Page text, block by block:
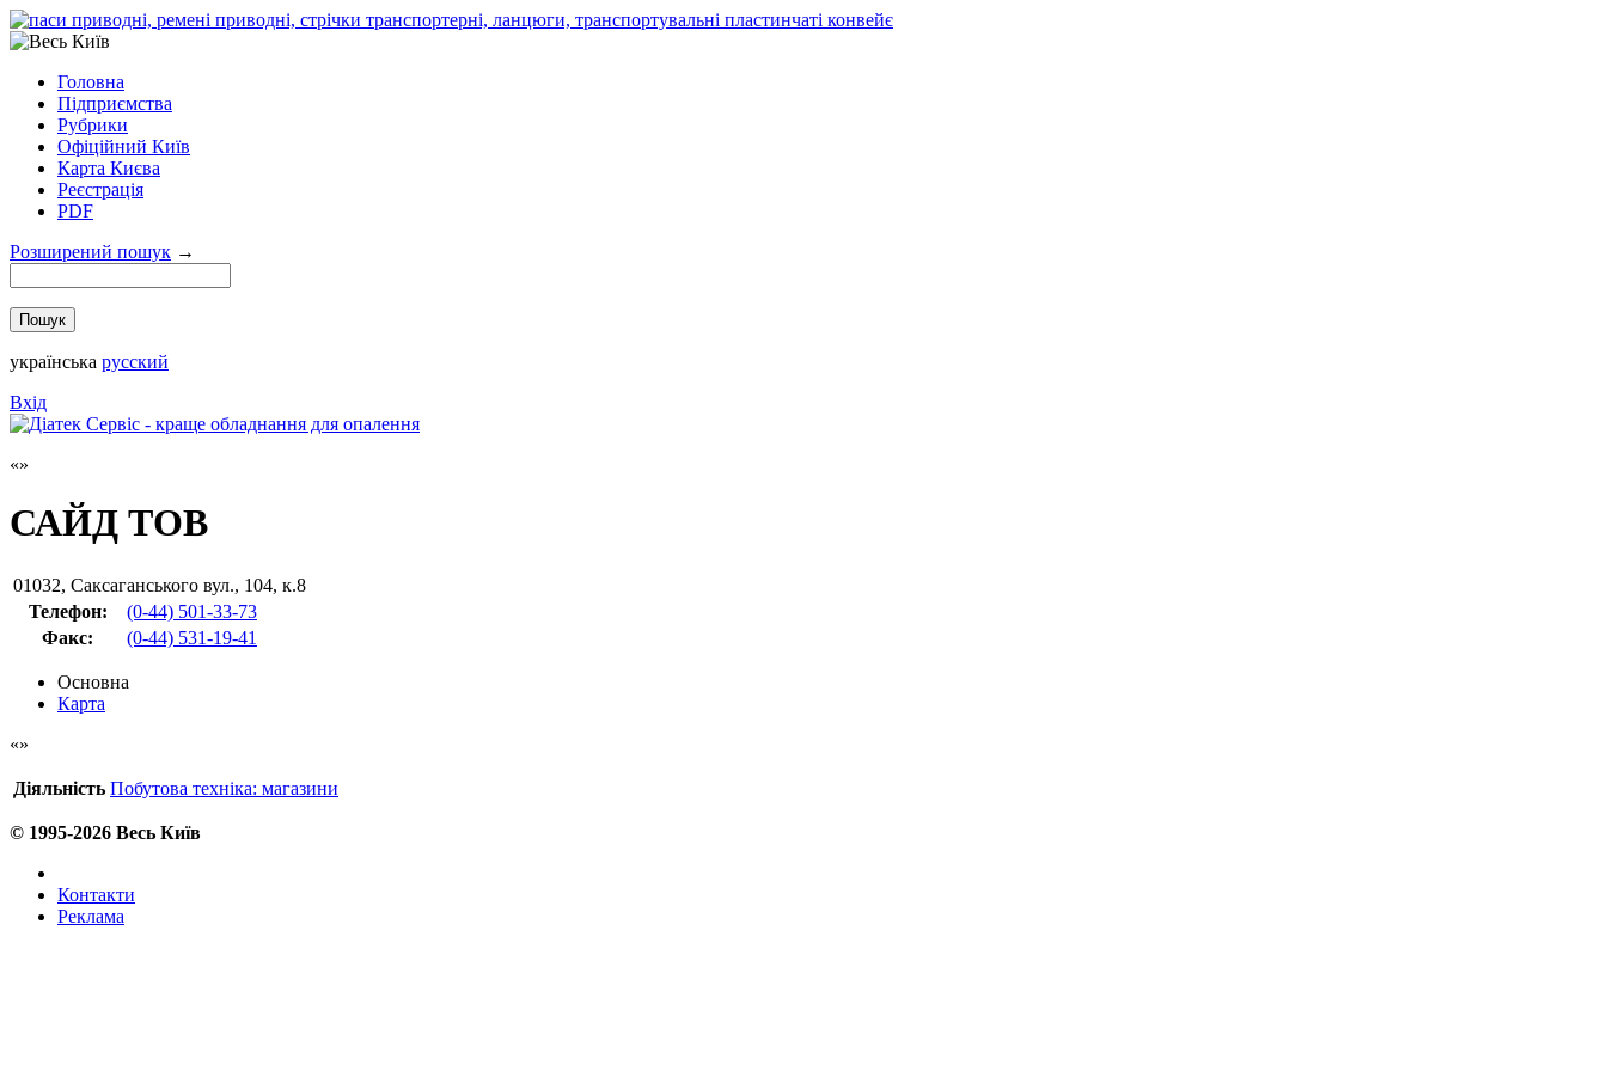
Головна
Підприємства
Рубрики
Офіційний Київ
Карта Києва
Реєстрація
PDF
Розширений пошук →
українська русский
Вхід
САЙД ТОВ
01032, Саксаганського вул., 104, к.8
Телефон:
(0-44) 501-33-73
Факс: (0-44) 531-19-41
Основна
Карта
Діяльність Побутова техніка: магазини
© 1995-2026 Весь Київ
Контакти
Реклама